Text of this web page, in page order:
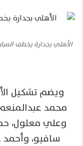
الأهلي بجدارة يخطف
ويضم تشكيل
محمد
وعلي معلول،
سافيو، وأحمد